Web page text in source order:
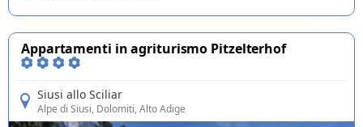
Appartamenti in agriturismo Pitzelterhof
Siusi allo Sciliar
Alpe di Siusi, Dolomiti, Alto Adige